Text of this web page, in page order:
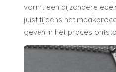
vormt een bijzondere
juist tijdens het
geven in het proces